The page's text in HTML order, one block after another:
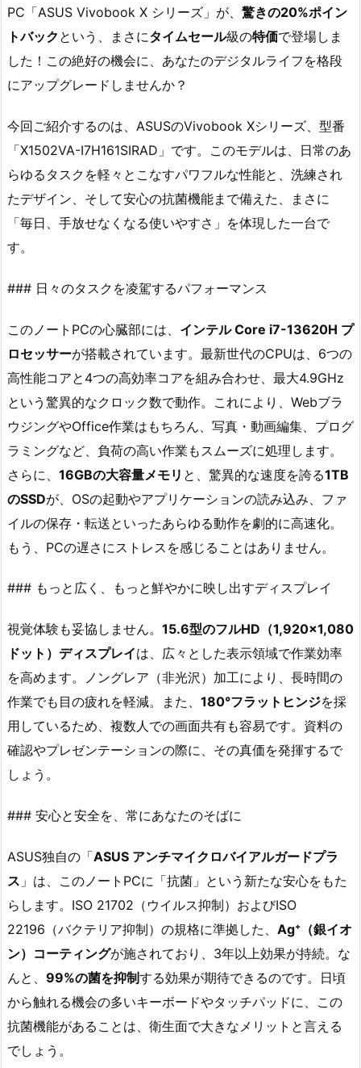
PC「ASUS Vivobook X シリーズ」が、 驚きの20%ポイン
トバック という、まさにタイムセール級の特価で登場しま
した！この絶好の機会に、あなたのデジタルライフを格段
にアップグレードしませんか？
今回ご紹介するのは、ASUSのVivobook Xシリーズ、型番
「X1502VA-I7H161SIRAD」です。このモデルは、日常のあ
らゆるタスクを軽々とこなすパワフルな性能と、洗練され
たデザイン、そして安心の抗菌機能まで備えた、まさに
「毎日、手放せなくなる使いやすさ」を体現した一台で
す。
### 日々のタスクを凌駕するパフォーマンス
このノートPCの心臓部には、 インテル Core i7-13620H プ
ロセッサーが搭載されています。最新世代のCPUは、6つの
高性能コアと4つの高効率コアを組み合わせ、最大4.9GHz
という驚異的なクロック数で動作。これにより、Webブラ
ウジングやOffice作業はもちろん、写真・動画編集、プログ
ラミングなど、負荷の高い作業もスムーズに処理します。
さらに、 16GBの大容量メモリ と、驚異的な速度を誇る1TB
のSSDが、OSの起動やアプリケーションの読み込み、ファ
イルの保存・転送といったあらゆる動作を劇的に高速化。
もう、PCの遅さにストレスを感じることはありません。
### もっと広く、もっと鮮やかに映し出すディスプレイ
視覚体験も妥協しません。 15.6型のフルHD（1,920×1,080
ドット）ディスプレイは、広々とした表示領域で作業効率
を高めます。ノングレア（非光沢）加工により、長時間の
作業でも目の疲れを軽減。また、 180°フラットヒンジを採
用しているため、複数人での画面共有も容易です。資料の
確認やプレゼンテーションの際に、その真価を発揮するで
しょう。
### 安心と安全を、常にあなたのそばに
ASUS独自の「ASUS アンチマイクロバイアルガードプラ
ス 」は、このノートPCに「抗菌」という新たな安心をもた
らします。ISO 21702（ウイルス抑制）およびISO
22196（バクテリア抑制）の規格に準拠した、 Ag⁺（銀イオ
ン）コーティングが施されており、3年以上効果が持続。な
んと、 99%の菌を抑制する効果が期待できるのです。日頃
から触れる機会の多いキーボードやタッチパッドに、この
抗菌機能があることは、衛生面で大きなメリットと言える
でしょう。